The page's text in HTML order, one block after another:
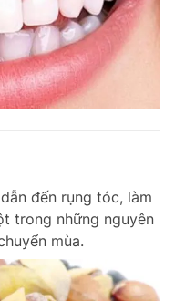
đến rụng tóc, làm
trong những nguyên
mùa.